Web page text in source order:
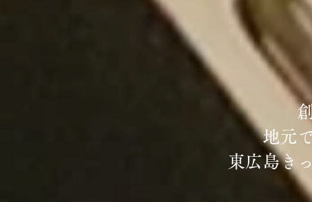
地元
東広島き